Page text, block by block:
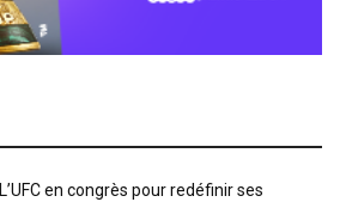
L’UFC en congrès pour redéfinir ses